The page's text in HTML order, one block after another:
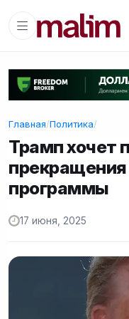
Главная/Политика/
Трамп хочет
программы
17 июня, 2025